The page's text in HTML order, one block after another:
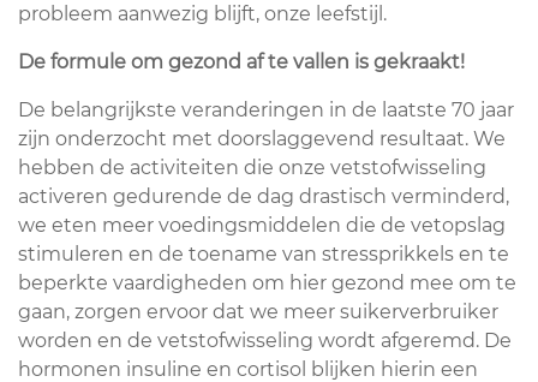
probleem aanwezig blijft, onze leefstijl.
De formule om gezond af te vallen is gekraakt!
De belangrijkste veranderingen in de laatste 70 jaar
zijn onderzocht met doorslaggevend resultaat. We
hebben de activiteiten die onze vetstofwisseling
activeren gedurende de dag drastisch verminderd,
we eten meer voedingsmiddelen die de vetopslag
stimuleren en de toename van stressprikkels en te
beperkte vaardigheden om hier gezond mee om te
gaan, zorgen ervoor dat we meer suikerverbruiker
worden en de vetstofwisseling wordt afgeremd. De
hormonen insuline en cortisol blijken hierin een